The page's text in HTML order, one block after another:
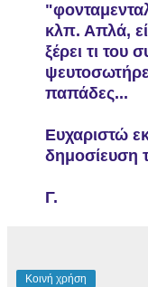
κλπ. Απλά,
ξέρει τι του
παπάδες...
Ευχαριστώ
δημοσίευση
Γ.
Κοινή χρήση